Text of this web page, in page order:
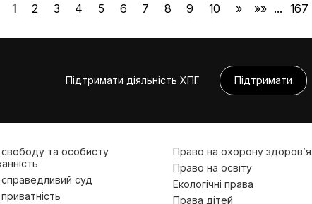
1 2 3 4 5 6 7 8 9 10 » »» ... 167
Підтримати діяльність ХПГ Підтримати
та особисту
суд
Право на охорону здоров’я
Право на освіту
Екологічні права
Права дітей